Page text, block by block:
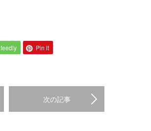
feedly Pin it
次の記事